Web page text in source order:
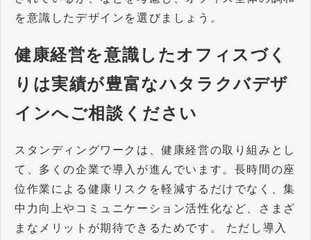
を意識したデザインを選びましょう。
健康経営を意識したオフィスづく
りは実績が豊富なハタラクバデザ
インへご相談ください
スタンディングワークは、健康経営の取り組みとし
て、多くの企業で導入が進んでいます。長時間の座
位作業による健康リスクを軽減するだけでなく、集
中力向上やコミュニケーション活性化など、さまざ
まなメリットが期待できるためです。 ただし導入